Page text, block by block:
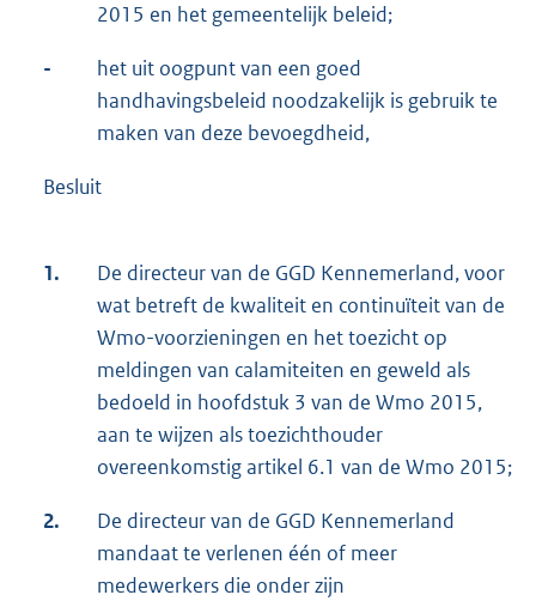
2015 en het gemeentelijk beleid;
-
het uit oogpunt van een goed
handhavingsbeleid noodzakelijk is gebruik te
maken van deze bevoegdheid,
Besluit
1.
De directeur van de GGD Kennemerland, voor
wat betreft de kwaliteit en continuïteit van de
Wmo-voorzieningen en het toezicht op
meldingen van calamiteiten en geweld als
bedoeld in hoofdstuk 3 van de Wmo 2015,
aan te wijzen als toezichthouder
overeenkomstig artikel 6.1 van de Wmo 2015;
2.
De directeur van de GGD Kennemerland
mandaat te verlenen één of meer
medewerkers die onder zijn